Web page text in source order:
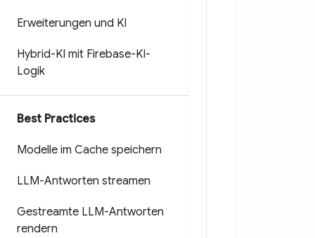
Erweiterungen und KI
Hybrid-KI mit Firebase-KI-
Logik
Best Practices
Modelle im Cache speichern
LLM-Antworten streamen
Gestreamte LLM-Antworten
rendern